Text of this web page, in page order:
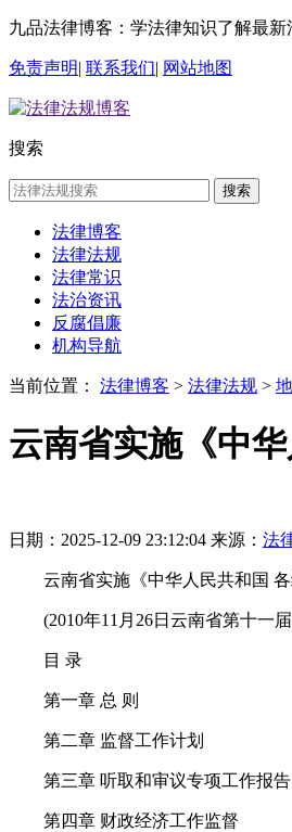
九品法律博客：学法律知识了解最新
免责声明| 联系我们| 网站地图
搜索
搜索
法律博客
法律法规
法律常识
法治资讯
反腐倡廉
机构导航
当前位置： 法律博客 > 法律法规 >
云南省实施《中
日期： 2025-12-09 23:12:04 来源： 法
云南省实施《中华人民共和国
(2010年11月26日云南省第十一
目 录
第一章 总 则
第二章 监督工作计划
第三章 听取和审议专项工作报告
第四章 财政经济工作监督